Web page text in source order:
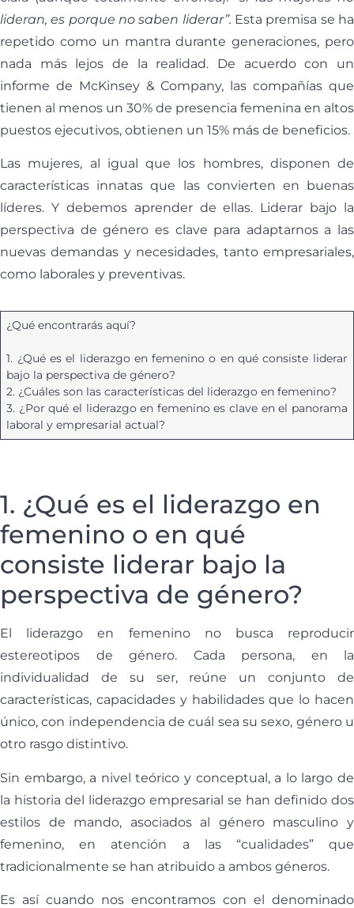
lideran, es porque no saben liderar”. Esta premisa se ha
repetido como un mantra durante generaciones, pero
nada más lejos de la realidad. De acuerdo con un
informe de McKinsey & Company, las compañías que
tienen al menos un 30% de presencia femenina en altos
puestos ejecutivos, obtienen un 15% más de beneficios.
Las mujeres, al igual que los hombres, disponen de
características innatas que las convierten en buenas
líderes. Y debemos aprender de ellas. Liderar bajo la
perspectiva de género es clave para adaptarnos a las
nuevas demandas y necesidades, tanto empresariales,
como laborales y preventivas.
¿Qué encontrarás aquí?
1. ¿Qué es el liderazgo en femenino o en qué consiste liderar
bajo la perspectiva de género?
2. ¿Cuáles son las características del liderazgo en femenino?
3. ¿Por qué el liderazgo en femenino es clave en el panorama
laboral y empresarial actual?
1. ¿Qué es el liderazgo en
femenino o en qué
consiste liderar bajo la
perspectiva de género?
El liderazgo en femenino no busca reproducir
estereotipos de género. Cada persona, en la
individualidad de su ser, reúne un conjunto de
características, capacidades y habilidades que lo hacen
único, con independencia de cuál sea su sexo, género u
otro rasgo distintivo.
Sin embargo, a nivel teórico y conceptual, a lo largo de
la historia del liderazgo empresarial se han definido dos
estilos de mando, asociados al género masculino y
femenino, en atención a las “cualidades” que
tradicionalmente se han atribuido a ambos géneros.
Es así cuando nos encontramos con el denominado